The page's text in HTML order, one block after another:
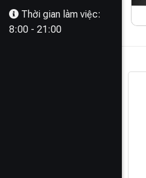
Thời gian làm việc:
8:00 - 21:00